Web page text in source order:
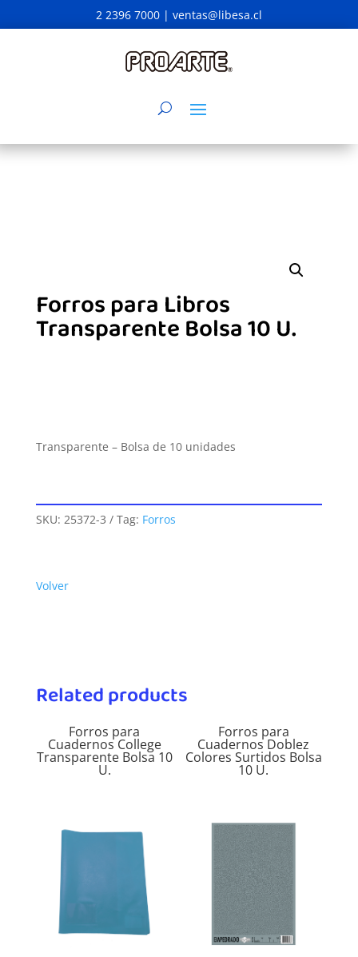
2 2396 7000 | ventas@libesa.cl
Forros para Libros
Transparente Bolsa 10 U.
Transparente – Bolsa de 10 unidades
SKU: 25372-3 Tag: Forros
Volver
Related products
Forros para
Cuadernos College
Transparente Bolsa 10
U.
Forros para
Cuadernos Doblez
Colores Surtidos Bolsa
10 U.